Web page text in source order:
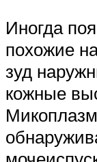
Иногда
похожие
зуд
кожные